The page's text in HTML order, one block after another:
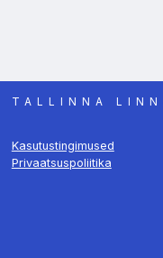
TALLINNA
Kasutustingimused
Privaatsuspoliitika